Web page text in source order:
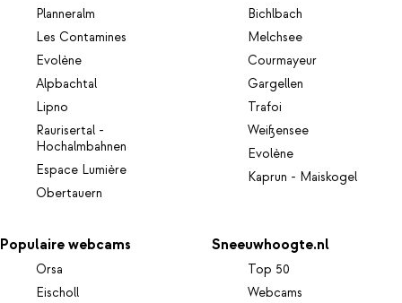
Planneralm
Les Contamines
Evolène
Alpbachtal
Lipno
Raurisertal -
Hochalmbahnen
Espace Lumière
Obertauern
Bichlbach
Melchsee
Courmayeur
Gargellen
Trafoi
Weißensee
Evolène
Kaprun - Maiskogel
Populaire webcams
Orsa
Eischoll
Sneeuwhoogte.nl
Top 50
Webcams